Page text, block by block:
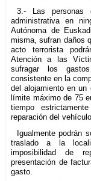
3.- Las personas
administrativa en
Autónoma de
misma, sufran daños
acto terrorista
Atención a las
sufragar los
consistente en la
del alojamiento en un
límite máximo de 75
tiempo
reparación del
Igualmente podrán
traslado a la
imposibilidad de
presentación de
gasto.